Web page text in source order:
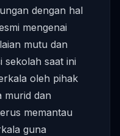
dengan hal
mengenai
mutu dan
sekolah saat ini
oleh pihak
murid dan
memantau
guna